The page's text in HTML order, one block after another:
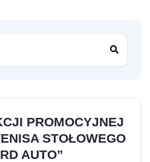
PROMOCYJNEJ
STOŁOWEGO
AUTO”